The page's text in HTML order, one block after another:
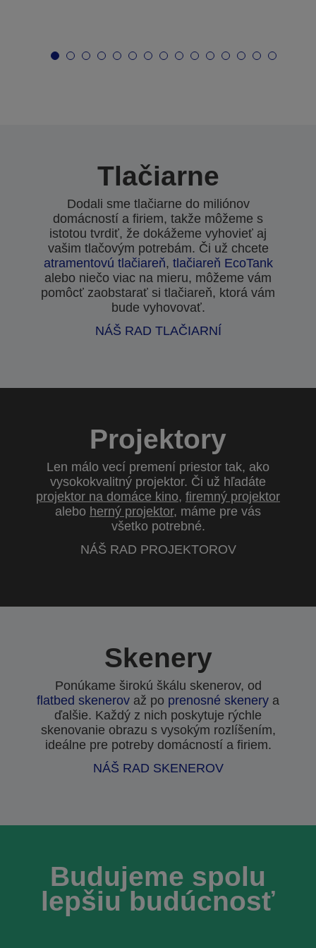
Tlačiarne
Dodali sme tlačiarne do miliónov
domácností a firiem, takže môžeme s
istotou tvrdiť, že dokážeme vyhovieť aj
vašim tlačovým potrebám. Či už chcete
atramentovú tlačiareň, tlačiareň EcoTank
alebo niečo viac na mieru, môžeme vám
pomôcť zaobstarať si tlačiareň, ktorá vám
bude vyhovovať.
NÁŠ RAD TLAČIARNÍ
Projektory
Len málo vecí premení priestor tak, ako
vysokokvalitný projektor. Či už hľadáte
projektor na domáce kino, firemný projektor
alebo herný projektor, máme pre vás
všetko potrebné.
NÁŠ RAD PROJEKTOROV
Skenery
Ponúkame širokú škálu skenerov, od
flatbed skenerov až po prenosné skenery a
ďalšie. Každý z nich poskytuje rýchle
skenovanie obrazu s vysokým rozlíšením,
ideálne pre potreby domácností a firiem.
NÁŠ RAD SKENEROV
Budujeme spolu
lepšiu budúcnosť